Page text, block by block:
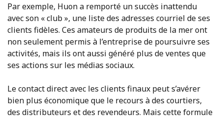
Par exemple, Huon a remporté un succès inattendu
avec son « club », une liste des adresses courriel de ses
clients fidèles. Ces amateurs de produits de la mer ont
non seulement permis à l’entreprise de poursuivre ses
activités, mais ils ont aussi généré plus de ventes que
ses actions sur les médias sociaux.
Le contact direct avec les clients finaux peut s’avérer
bien plus économique que le recours à des courtiers,
des distributeurs et des revendeurs. Mais cette formule